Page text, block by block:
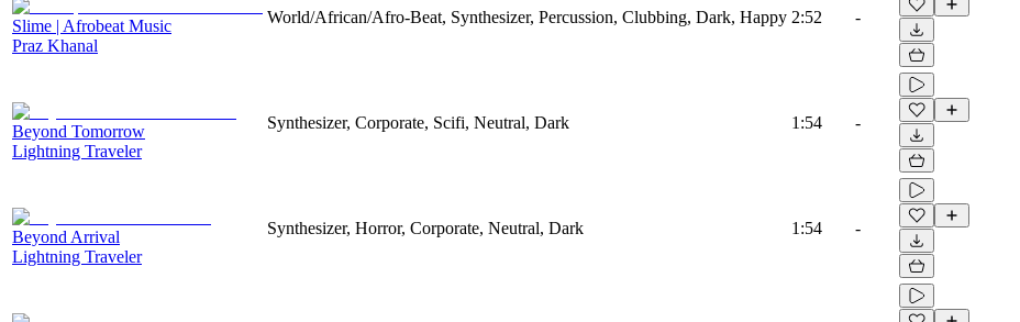
Slime | Afrobeat Music
Praz Khanal
World/African/Afro-Beat, Synthesizer, Percussion, Clubbing, Dark, Happy 2:52 -
Beyond Tomorrow
Lightning Traveler
Synthesizer, Corporate, Scifi, Neutral, Dark 1:54 -
Beyond Arrival
Lightning Traveler
Synthesizer, Horror, Corporate, Neutral, Dark 1:54 -